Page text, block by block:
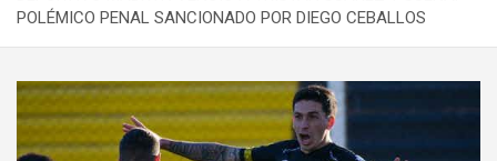
POLÉMICO PENAL SANCIONADO POR DIEGO CEBALLOS